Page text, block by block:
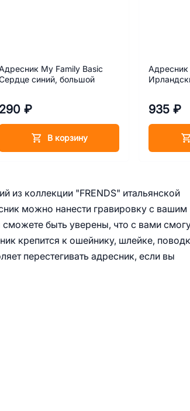
из коллекции "FRENDS" итальянской
можно нанести гравировку с вашим
быть уверены, что с вами
крепится к ошейнику, шлейке,
перестегивать адресник, если вы
My Family Basic
синий, большой
290 ₽
В корзину
Адресник
935 ₽